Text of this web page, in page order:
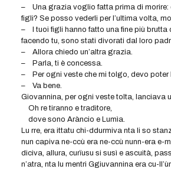
– Una grazia voglio fatta prima di morire:
figli? Se posso vederli per l’ultima volta,
– I tuoi figli hanno fatto una fine più brutta
facendo tu, sono stati divorati dal loro
– Allora chiedo un’altra grazia.
– Parla, ti è concessa.
– Per ogni veste che mi tolgo, devo poter
– Va bene.
Giovannina, per ogni veste tolta, lanciava
Oh re tiranno e traditore,
dove sono Aràncio e Lumìa.
Lu rre, era ittatu chi-ddurmiva nta li so
nun capiva ne-ccù era ne-ccù nunn-era e-
diciva, allura, curïusu si susì e ascuità,
n’atra, nta lu mentri Ggiuvannina era cu-